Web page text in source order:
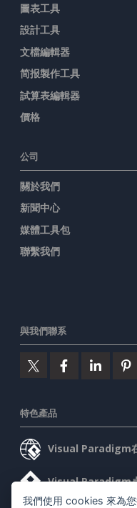
圖表工具
設計工具
文檔編輯器
简报製作工具
試算表編輯器
價格
公司
關於我們
新聞中心
媒體工具包
聯繫我們
與我們聯系
特色產品
Visual Paradigm
Visual Paradigm
我們使用 cookies 來為